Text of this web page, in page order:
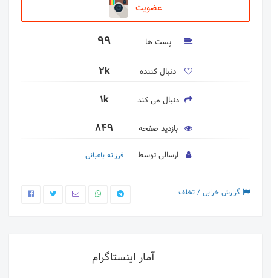
عضویت
پست ها 99
دنبال کننده 2k
دنبال می کند 1k
بازدید صفحه 849
ارسالی توسط فرزانه باغبانی
گزارش خرابی / تخلف
آمار اینستاگرام